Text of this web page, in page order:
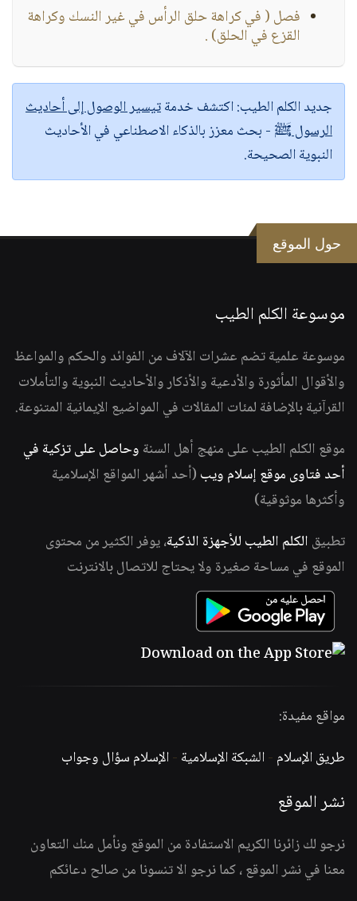
فصل ( في كراهة حلق الرأس في غير النسك وكراهة
القزع في الحلق) .
جديد الكلم الطيب:اكتشف خدمةتيسير الوصول إلى أحاديث
الرسول ﷺ - بحث معزز بالذكاء الاصطناعي في الأحاديث
النبوية الصحيحة.
حول الموقع
موسوعة الكلم الطيب
موسوعة علمية تضم عشرات الآلاف من الفوائد والحكم والمواعظ
والأقوال المأثورة والأدعية والأذكار والأحاديث النبوية والتأملات
القرآنية بالإضافة لمئات المقالات في المواضيع الإيمانية المتنوعة.
موقع الكلم الطيب على منهج أهل السنة وحاصل على تزكية في
أحد فتاوى موقع إسلام ويب (أحد أشهر المواقع الإسلامية
وأكثرها موثوقية)
تطبيق الكلم الطيب للأجهزة الذكية، يوفر الكثير من محتوى
الموقع في مساحة صغيرة ولا يحتاج للاتصال بالانترنت
مواقع مفيدة:
طريق الإسلام -الشبكة الإسلامية -الإسلام سؤال وجواب
نشر الموقع
نرجو لك زائرنا الكريم الاستفادة من الموقع ونأمل منك التعاون
معنا في نشر الموقع ، كما نرجو الا تنسونا من صالح دعائكم